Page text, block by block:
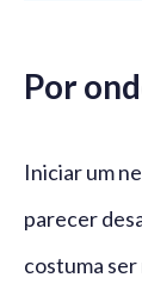
Por
Iniciar um
parecer
costuma